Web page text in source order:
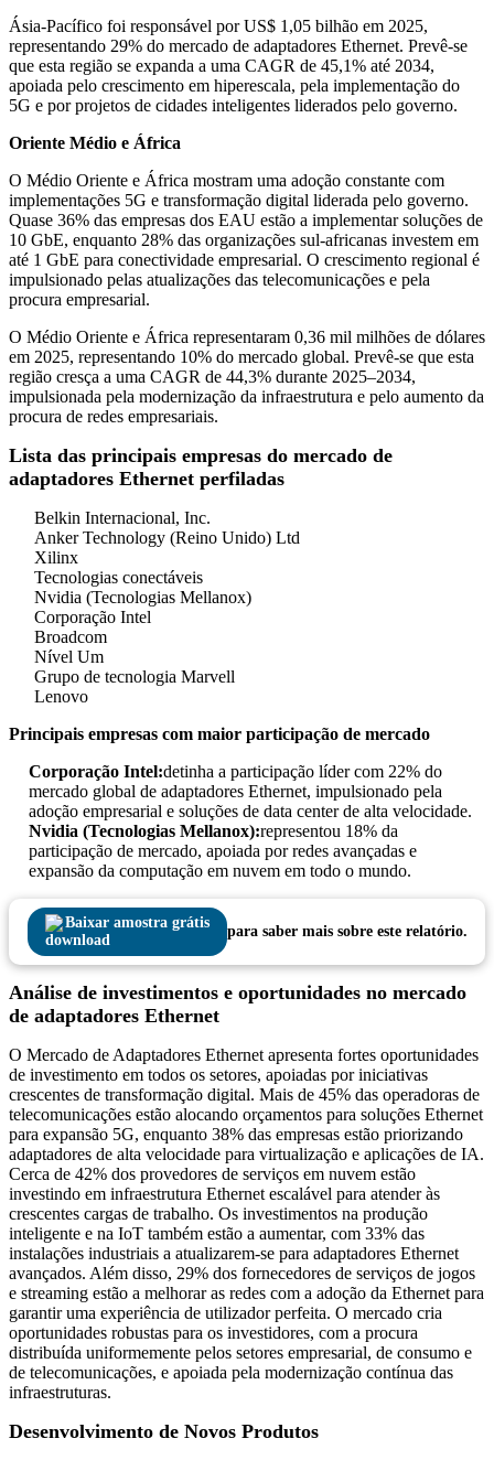
Ásia-Pacífico foi responsável por US$ 1,05 bilhão em 2025,
representando 29% do mercado de adaptadores Ethernet. Prevê-se
que esta região se expanda a uma CAGR de 45,1% até 2034,
apoiada pelo crescimento em hiperescala, pela implementação do
5G e por projetos de cidades inteligentes liderados pelo governo.
Oriente Médio e África
O Médio Oriente e África mostram uma adoção constante com
implementações 5G e transformação digital liderada pelo governo.
Quase 36% das empresas dos EAU estão a implementar soluções de
10 GbE, enquanto 28% das organizações sul-africanas investem em
até 1 GbE para conectividade empresarial. O crescimento regional é
impulsionado pelas atualizações das telecomunicações e pela
procura empresarial.
O Médio Oriente e África representaram 0,36 mil milhões de dólares
em 2025, representando 10% do mercado global. Prevê-se que esta
região cresça a uma CAGR de 44,3% durante 2025–2034,
impulsionada pela modernização da infraestrutura e pelo aumento da
procura de redes empresariais.
Lista das principais empresas do mercado de
adaptadores Ethernet perfiladas
Belkin Internacional, Inc.
Anker Technology (Reino Unido) Ltd
Xilinx
Tecnologias conectáveis
Nvidia (Tecnologias Mellanox)
Corporação Intel
Broadcom
Nível Um
Grupo de tecnologia Marvell
Lenovo
Principais empresas com maior participação de mercado
Corporação Intel:detinha a participação líder com 22% do
mercado global de adaptadores Ethernet, impulsionado pela
adoção empresarial e soluções de data center de alta velocidade.
Nvidia (Tecnologias Mellanox):representou 18% da
participação de mercado, apoiada por redes avançadas e
expansão da computação em nuvem em todo o mundo.
Baixar amostra grátis
para saber mais sobre este relatório.
Análise de investimentos e oportunidades no mercado
de adaptadores Ethernet
O Mercado de Adaptadores Ethernet apresenta fortes oportunidades
de investimento em todos os setores, apoiadas por iniciativas
crescentes de transformação digital. Mais de 45% das operadoras de
telecomunicações estão alocando orçamentos para soluções Ethernet
para expansão 5G, enquanto 38% das empresas estão priorizando
adaptadores de alta velocidade para virtualização e aplicações de IA.
Cerca de 42% dos provedores de serviços em nuvem estão
investindo em infraestrutura Ethernet escalável para atender às
crescentes cargas de trabalho. Os investimentos na produção
inteligente e na IoT também estão a aumentar, com 33% das
instalações industriais a atualizarem-se para adaptadores Ethernet
avançados. Além disso, 29% dos fornecedores de serviços de jogos
e streaming estão a melhorar as redes com a adoção da Ethernet para
garantir uma experiência de utilizador perfeita. O mercado cria
oportunidades robustas para os investidores, com a procura
distribuída uniformemente pelos setores empresarial, de consumo e
de telecomunicações, e apoiada pela modernização contínua das
infraestruturas.
Desenvolvimento de Novos Produtos